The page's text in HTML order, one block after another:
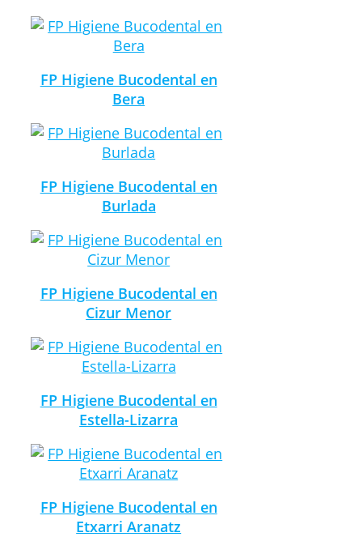
FP Higiene Bucodental en
Bera
FP Higiene Bucodental en
Burlada
FP Higiene Bucodental en
Cizur Menor
FP Higiene Bucodental en
Estella-Lizarra
FP Higiene Bucodental en
Etxarri Aranatz